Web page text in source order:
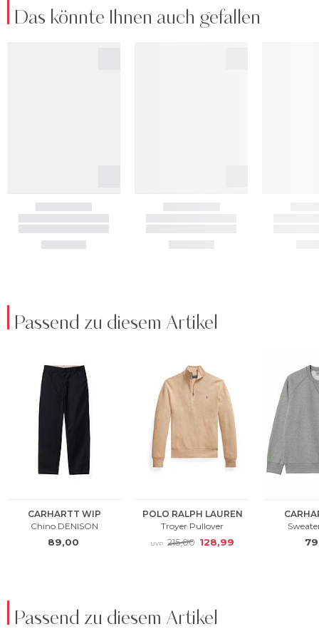
Das könnte Ihnen auch gefallen
Passend zu diesem Artikel
Passend zu diesem Artikel